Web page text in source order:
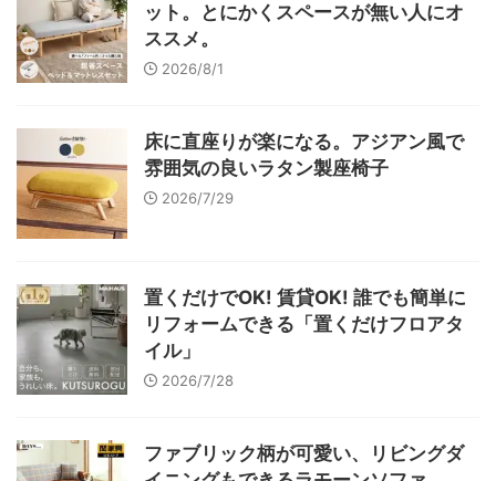
ット。とにかくスペースが無い人にオ
ススメ。
2026/8/1
床に直座りが楽になる。アジアン風で
雰囲気の良いラタン製座椅子
2026/7/29
置くだけでOK! 賃貸OK! 誰でも簡単に
リフォームできる「置くだけフロアタ
イル」
2026/7/28
ファブリック柄が可愛い、リビングダ